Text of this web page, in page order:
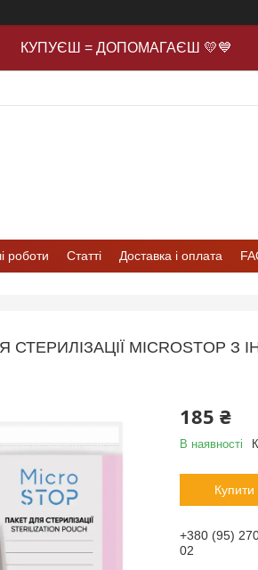
КУПУЄШ = ДОПОМАГАЄШ 💛💙
роботи Статті Доставка і оплата
СТЕРИЛІЗАЦІЇ MICROSTOP
185 ₴
В наявності
Купити
+380 (95)
02